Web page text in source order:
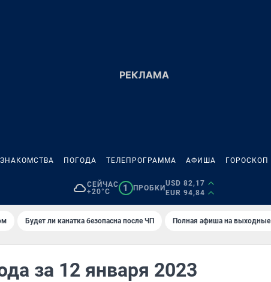
ЗНАКОМСТВА ПОГОДА ТЕЛЕПРОГРАММА АФИША ГОРОСКОП
СЕЙЧАС
+20°C
1 ПРОБКИ
USD 82,17
EUR 94,84
Будет ли канатка безопасна после ЧП Полная афиша на
за 12 января 2023